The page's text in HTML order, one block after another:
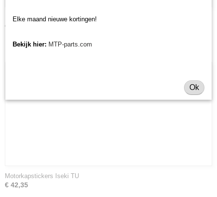
Motorkapstickers Kubota B
€ 29,83
Motorkapstickers Iseki TU
€ 42,35
Elke maand nieuwe kortingen!
Bekijk hier: MTP-parts.com
Ok